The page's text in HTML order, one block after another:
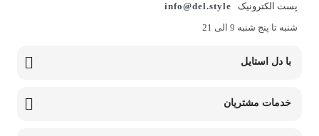
پست الکترونیک
info@del.style
شنبه تا پنج شنبه 9 الی 21
با دل استایل
خدمات مشتریان